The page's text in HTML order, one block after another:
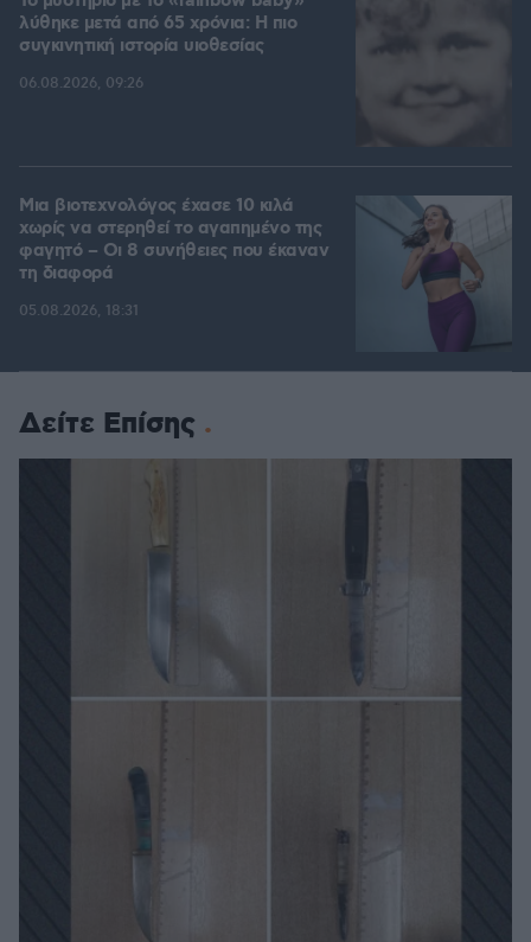
λύθηκε μετά από 65 χρόνια: Η πιο
συγκινητική ιστορία υιοθεσίας
06.08.2026, 09:26
Μια βιοτεχνολόγος έχασε 10 κιλά
χωρίς να στερηθεί το αγαπημένο της
φαγητό – Οι 8 συνήθειες που έκαναν
τη διαφορά
05.08.2026, 18:31
Δείτε Επίσης